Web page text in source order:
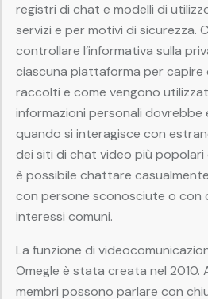
registri di chat e modelli di
servizi e per motivi di sicurezza.
controllare l’informativa sulla
ciascuna piattaforma per capire
raccolti e come vengono
informazioni personali dovrebbe
quando si interagisce con
dei siti di chat video più popolari
è possibile chattare
con persone sconosciute o con
interessi comuni.
La funzione di
Omegle è stata creata nel 2010.
membri possono parlare con